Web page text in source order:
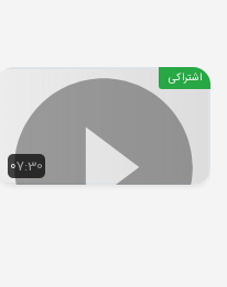
07:30
اشتراکی